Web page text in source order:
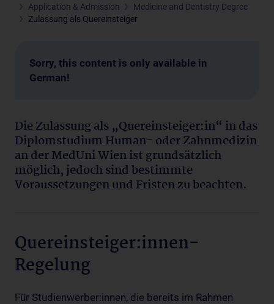
Application & Admission
Medicine and Dentistry Degree
Zulassung als Quereinsteiger
Sorry, this content is only available in
German!
Die Zulassung als „Quereinsteiger:in“ in das
Diplomstudium Human- oder Zahnmedizin
an der MedUni Wien ist grundsätzlich
möglich, jedoch sind bestimmte
Voraussetzungen und Fristen zu beachten.
Quereinsteiger:innen-
Regelung
Für Studienwerber:innen, die bereits im Rahmen